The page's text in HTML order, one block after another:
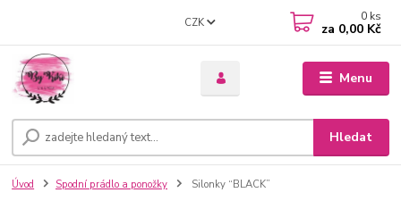
Menu
CZK
Hledat
0 ks
za 0,00 Kč
Úvod Spodní prádlo a ponožky Silonky “BLACK”